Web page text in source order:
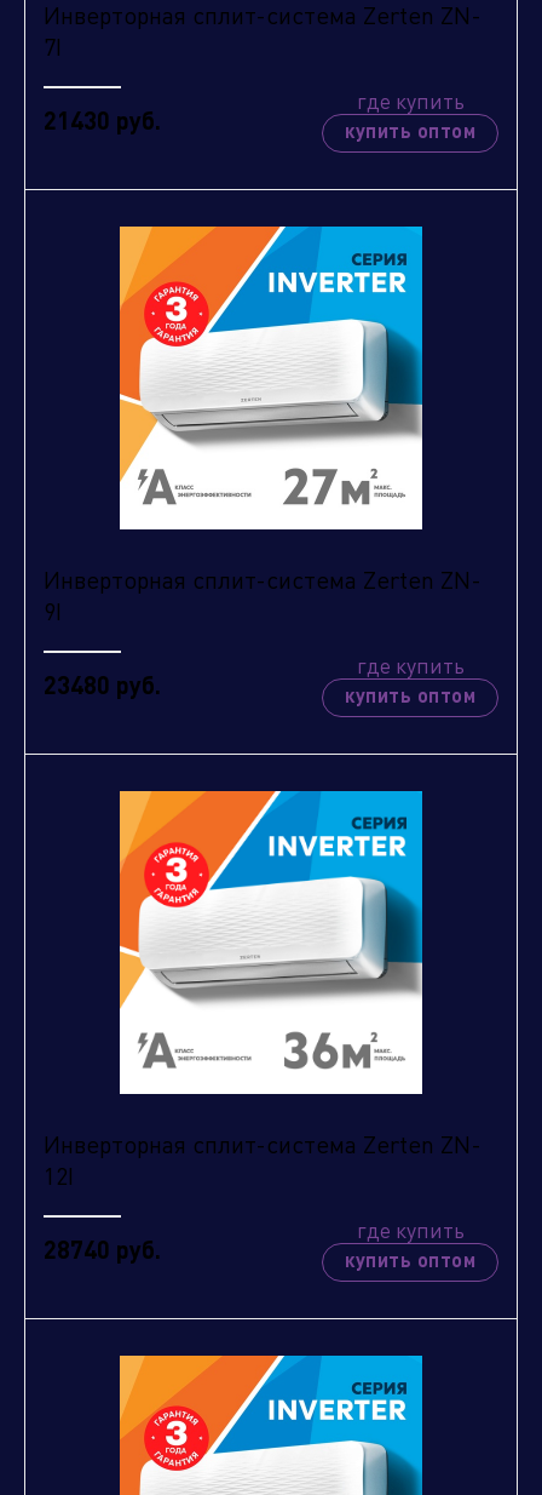
Нажимая кнопку "отправить", вы соглашаетесь
условиями обработки персональных данных.
Отправить
Инверторная сплит-система Zerten ZN-
7I
21430 руб.
где купить
купить оптом
Инверторная сплит-система Zerten ZN-
9I
23480 руб.
где купить
купить оптом
Инверторная сплит-система Zerten ZN-
12I
28740 руб.
где купить
купить оптом